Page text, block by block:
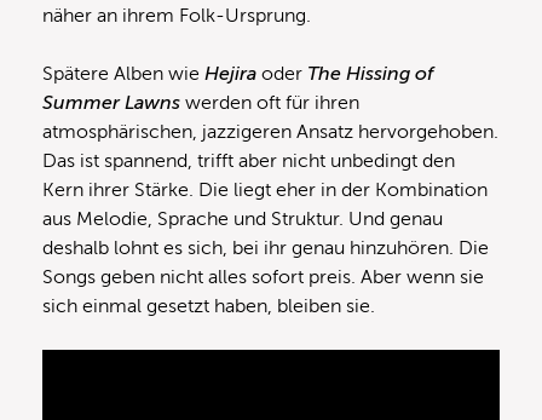
näher an ihrem Folk-Ursprung.
Spätere Alben wie Hejira oder The Hissing of
Summer Lawns werden oft für ihren
atmosphärischen, jazzigeren Ansatz hervorgehoben.
Das ist spannend, trifft aber nicht unbedingt den
Kern ihrer Stärke. Die liegt eher in der Kombination
aus Melodie, Sprache und Struktur. Und genau
deshalb lohnt es sich, bei ihr genau hinzuhören. Die
Songs geben nicht alles sofort preis. Aber wenn sie
sich einmal gesetzt haben, bleiben sie.